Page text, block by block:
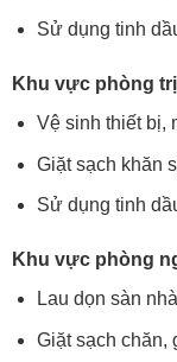
Sử dụng tinh
Khu vực phòng
Vệ sinh thiết bị,
Giặt sạch khăn
Sử dụng tinh
Khu vực phòng
Lau dọn sàn nhà
Giặt sạch chăn,